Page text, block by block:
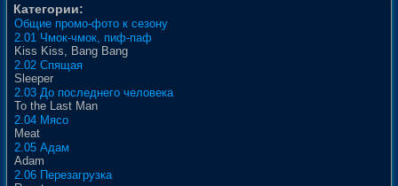
Категории:
Общие промо-фото к сезону
2.01 Чмок-чмок, пиф-паф
Kiss Kiss, Bang Bang
2.02 Спящая
Sleeper
2.03 До последнего человека
To the Last Man
2.04 Мясо
Meat
2.05 Адам
Adam
2.06 Перезагрузка